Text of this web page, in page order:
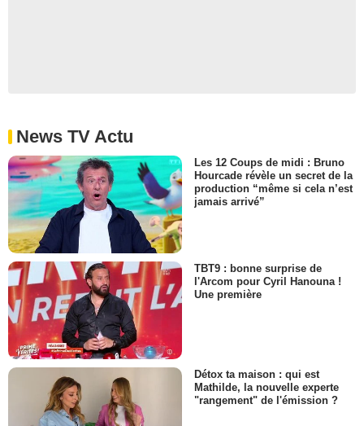
News TV Actu
Les 12 Coups de midi : Bruno
Hourcade révèle un secret de la
production “même si cela n’est
jamais arrivé”
TBT9 : bonne surprise de
l'Arcom pour Cyril Hanouna !
Une première
Détox ta maison : qui est
Mathilde, la nouvelle experte
"rangement" de l'émission ?